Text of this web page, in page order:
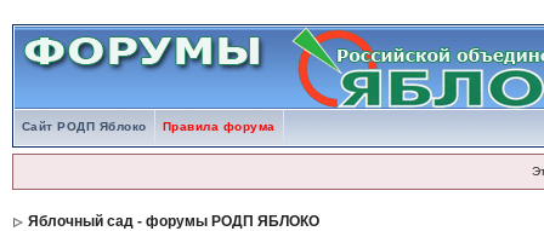
Сайт РОДП Яблоко Правила форума
Яблочный сад - форумы РОДП ЯБЛОКО